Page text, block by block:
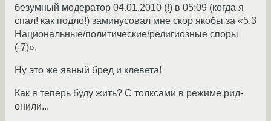
безумный модератор 04.01.2010 (!) в 05:09 (когда я
спал! как подло!) заминусовал мне скор якобы за «5.3
Национальные/политические/религиозные споры
(-7)».
Ну это же явный бред и клевета!
Как я теперь буду жить? С толксами в режиме рид-
онили...